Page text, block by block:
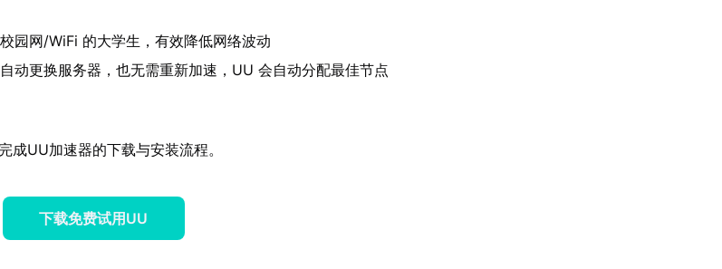
园网/WiFi 的大学生，有效降低网络波动
动更换服务器，也无需重新加速，UU 会自动分配最佳节点
成UU加速器的下载与安装流程。
下载免费试用UU